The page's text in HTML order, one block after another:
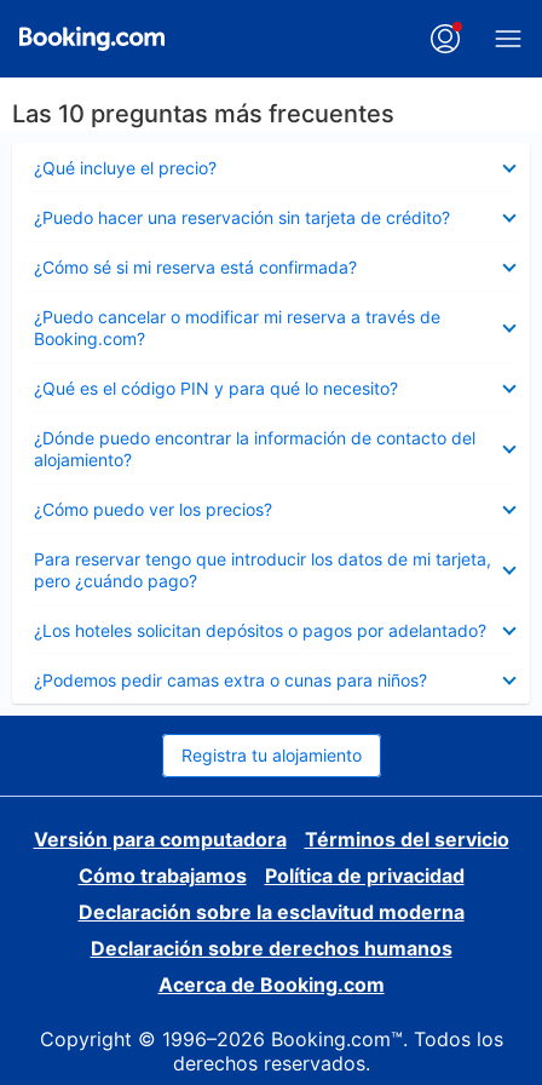
Las 10 preguntas más frecuentes
¿Qué incluye el precio?
cerrado
¿Puedo hacer una reservación sin tarjeta de crédito?
cerrado
¿Cómo sé si mi reserva está confirmada?
cerrado
¿Puedo cancelar o modificar mi reserva a través de
Booking.com?
cerrado
¿Qué es el código PIN y para qué lo necesito?
cerrado
¿Dónde puedo encontrar la información de contacto del
alojamiento?
cerrado
¿Cómo puedo ver los precios?
cerrado
Para reservar tengo que introducir los datos de mi tarjeta,
pero ¿cuándo pago?
cerrado
¿Los hoteles solicitan depósitos o pagos por adelantado?
cerrado
¿Podemos pedir camas extra o cunas para niños?
cerrado
Registra tu alojamiento
Versión para computadora
Términos del servicio
Cómo trabajamos
Política de privacidad
Declaración sobre la esclavitud moderna
Declaración sobre derechos humanos
Acerca de Booking.com
Copyright © 1996–2026 Booking.com™. Todos los
derechos reservados.